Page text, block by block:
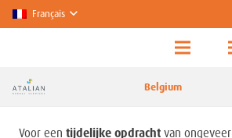
Français
Belgium
Voor een tijdelijke opdracht van ongeveer